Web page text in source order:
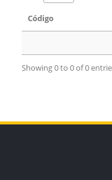
Código
Showing 0 to 0 of 0